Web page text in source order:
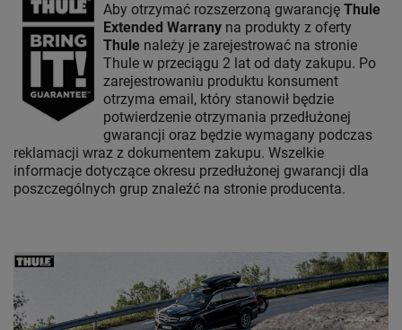
Aby otrzymać rozszerzoną gwarancję Thule
Extended Warrany na produkty z oferty
Thule należy je zarejestrować na stronie
Thule w przeciągu 2 lat od daty zakupu. Po
zarejestrowaniu produktu konsument
otrzyma email, który stanowił będzie
potwierdzenie otrzymania przedłużonej
gwarancji oraz będzie wymagany podczas
reklamacji wraz z dokumentem zakupu. Wszelkie
informacje dotyczące okresu przedłużonej gwarancji dla
poszczególnych grup znaleźć na stronie producenta.